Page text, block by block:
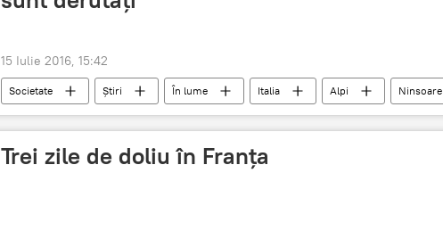
15 Iulie 2016, 15:42
Societate Știri În lume Italia Alpi
Ninsoare
Fenomen rar
Trei zile de doliu în Franța